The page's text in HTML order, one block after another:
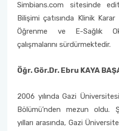
Simbians.com sitesinde
Bilişimi çatısında Klinik
Öğrenme ve E-Sağlık
çalışmalarını sürdürmektedir.
Öğr. Gör.Dr. Ebru KAYA
2006 yılında Gazi
Bölümü’nden mezun oldu.
yılları arasında, Gazi